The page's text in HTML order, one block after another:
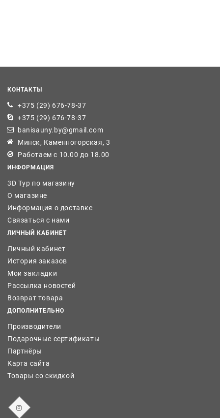
КОНТАКТЫ
+375 (29) 676-78-37
+375 (29) 676-78-37
banisauny.by@gmail.com
Минск, Каменногорская, 3
Работаем с 10.00 до 18.00
ИНФОРМАЦИЯ
3D Тур по магазину
О магазине
Информация о доставке
Связаться с нами
ЛИЧНЫЙ КАБИНЕТ
Личный кабинет
История заказов
Мои закладки
Рассылка новостей
Возврат товара
ДОПОЛНИТЕЛЬНО
Производители
Подарочные сертификаты
Партнёры
Карта сайта
Товары со скидкой